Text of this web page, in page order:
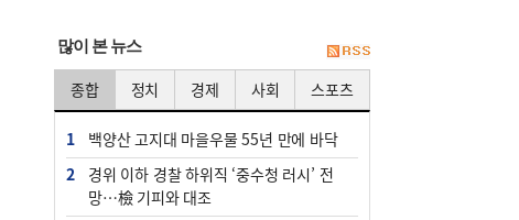
[근교산&그너머] <1345> 전북 순창 아
2023/08/23
많이 본 뉴스
종합 정치 경제 사회 스포츠
1
백양산 고지대 마을우물 55년 만에 바닥
2
경위 이하 경찰 하위직 ‘중수청 러시’ 전
망…檢 기피와 대조